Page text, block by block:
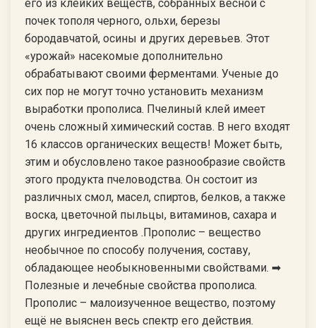
его из клейких веществ, собранных весной с
почек тополя черного, ольхи, березы
бородавчатой, осины и других деревьев. Этот
«урожай» насекомые дополнительно
обрабатывают своими ферментами. Ученые до
сих пор не могут точно установить механизм
выработки прополиса. Пчелиный клей имеет
очень сложный химический состав. В него входят
16 классов органических веществ! Может быть,
этим и обусловлено такое разнообразие свойств
этого продукта пчеловодства. Он состоит из
различных смол, масел, спиртов, белков, а также
воска, цветочной пыльцы, витаминов, сахара и
других ингредиентов .Прополис – вещество
необычное по способу получения, составу,
обладающее необыкновенными свойствами. ➡
Полезные и лечебные свойства прополиса.
Прополис – малоизученное вещество, поэтому
ещё не выяснен весь спектр его действия.